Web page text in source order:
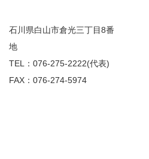
石川県白山市倉光三丁目8番
地
TEL：076-275-2222(代表)
FAX：076-274-5974